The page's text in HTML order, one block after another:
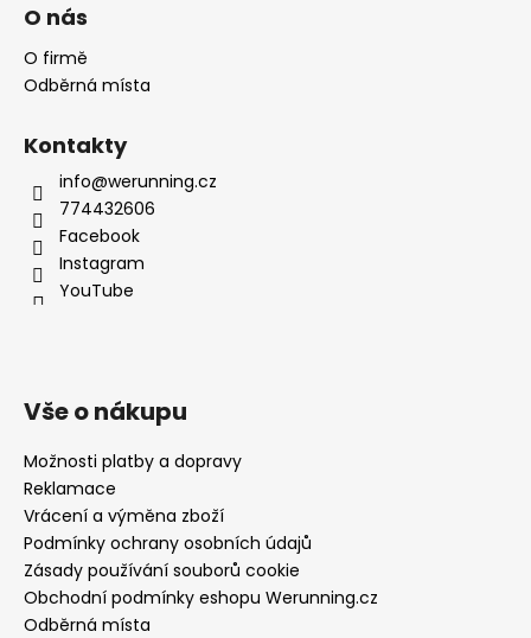
O nás
O firmě
Odběrná místa
Kontakty
info@werunning.cz
774432606
Facebook
Instagram
YouTube
Vše o nákupu
Možnosti platby a dopravy
Reklamace
Vrácení a výměna zboží
Podmínky ochrany osobních údajů
Zásady používání souborů cookie
Obchodní podmínky eshopu Werunning.cz
Odběrná místa